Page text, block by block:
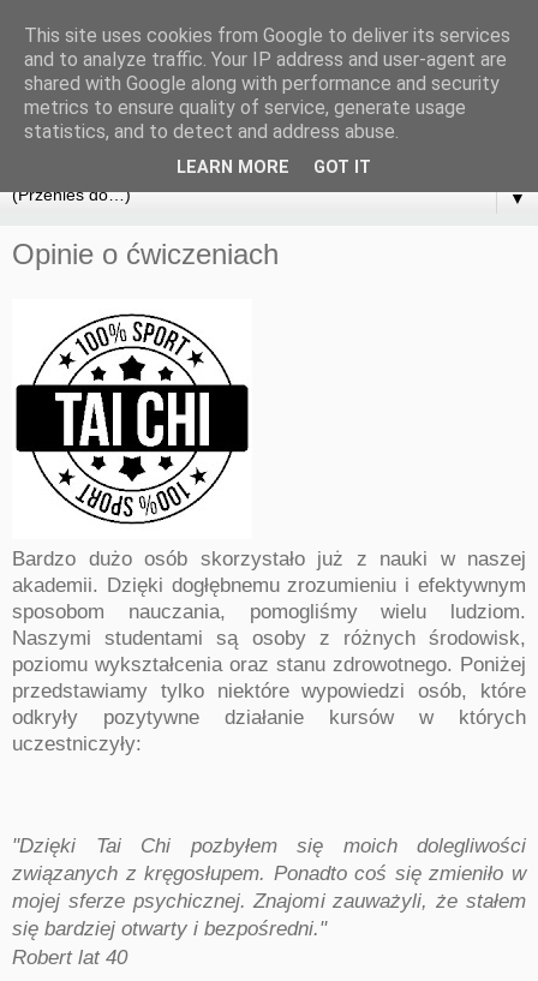
▼
Opinie o ćwiczeniach
Bardzo dużo osób skorzystało już z nauki w naszej
akademii. Dzięki dogłębnemu zrozumieniu i efektywnym
sposobom nauczania, pomogliśmy wielu ludziom.
Naszymi studentami są osoby z różnych środowisk,
poziomu wykształcenia oraz stanu zdrowotnego. Poniżej
przedstawiamy tylko niektóre wypowiedzi osób, które
odkryły pozytywne działanie kursów w których
uczestniczyły:
"Dzięki Tai Chi pozbyłem się moich dolegliwości
związanych z kręgosłupem. Ponadto coś się zmieniło w
mojej sferze psychicznej. Znajomi zauważyli, że stałem
się bardziej otwarty i bezpośredni."
Robert lat 40
This site uses cookies from Google to deliver its services
and to analyze traffic. Your IP address and user-agent are
shared with Google along with performance and security
metrics to ensure quality of service, generate usage
statistics, and to detect and address abuse.
LEARN MORE GOT IT